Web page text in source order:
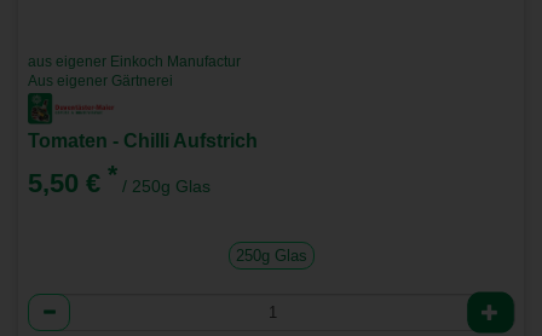
aus eigener Einkoch Manufactur
Aus eigener Gärtnerei
Tomaten - Chilli Aufstrich
5,50 € * / 250g Glas
250g Glas
Anzahl